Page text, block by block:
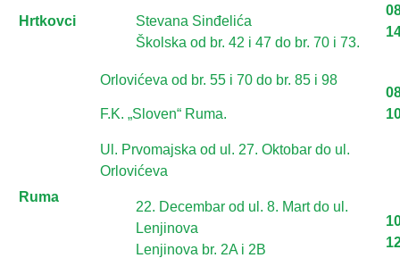
Hrtkovci
Stevana Sinđelića
Školska od br. 42 i 47 do br. 70 i 73.
Ruma
Orlovićeva od br. 55 i 70 do br. 85 i 98
F.K. „Sloven“ Ruma.
Ul. Prvomajska od ul. 27. Oktobar do ul.
Orlovićeva
22. Decembar od ul. 8. Mart do ul.
Lenjinova
Lenjinova br. 2A i 2B